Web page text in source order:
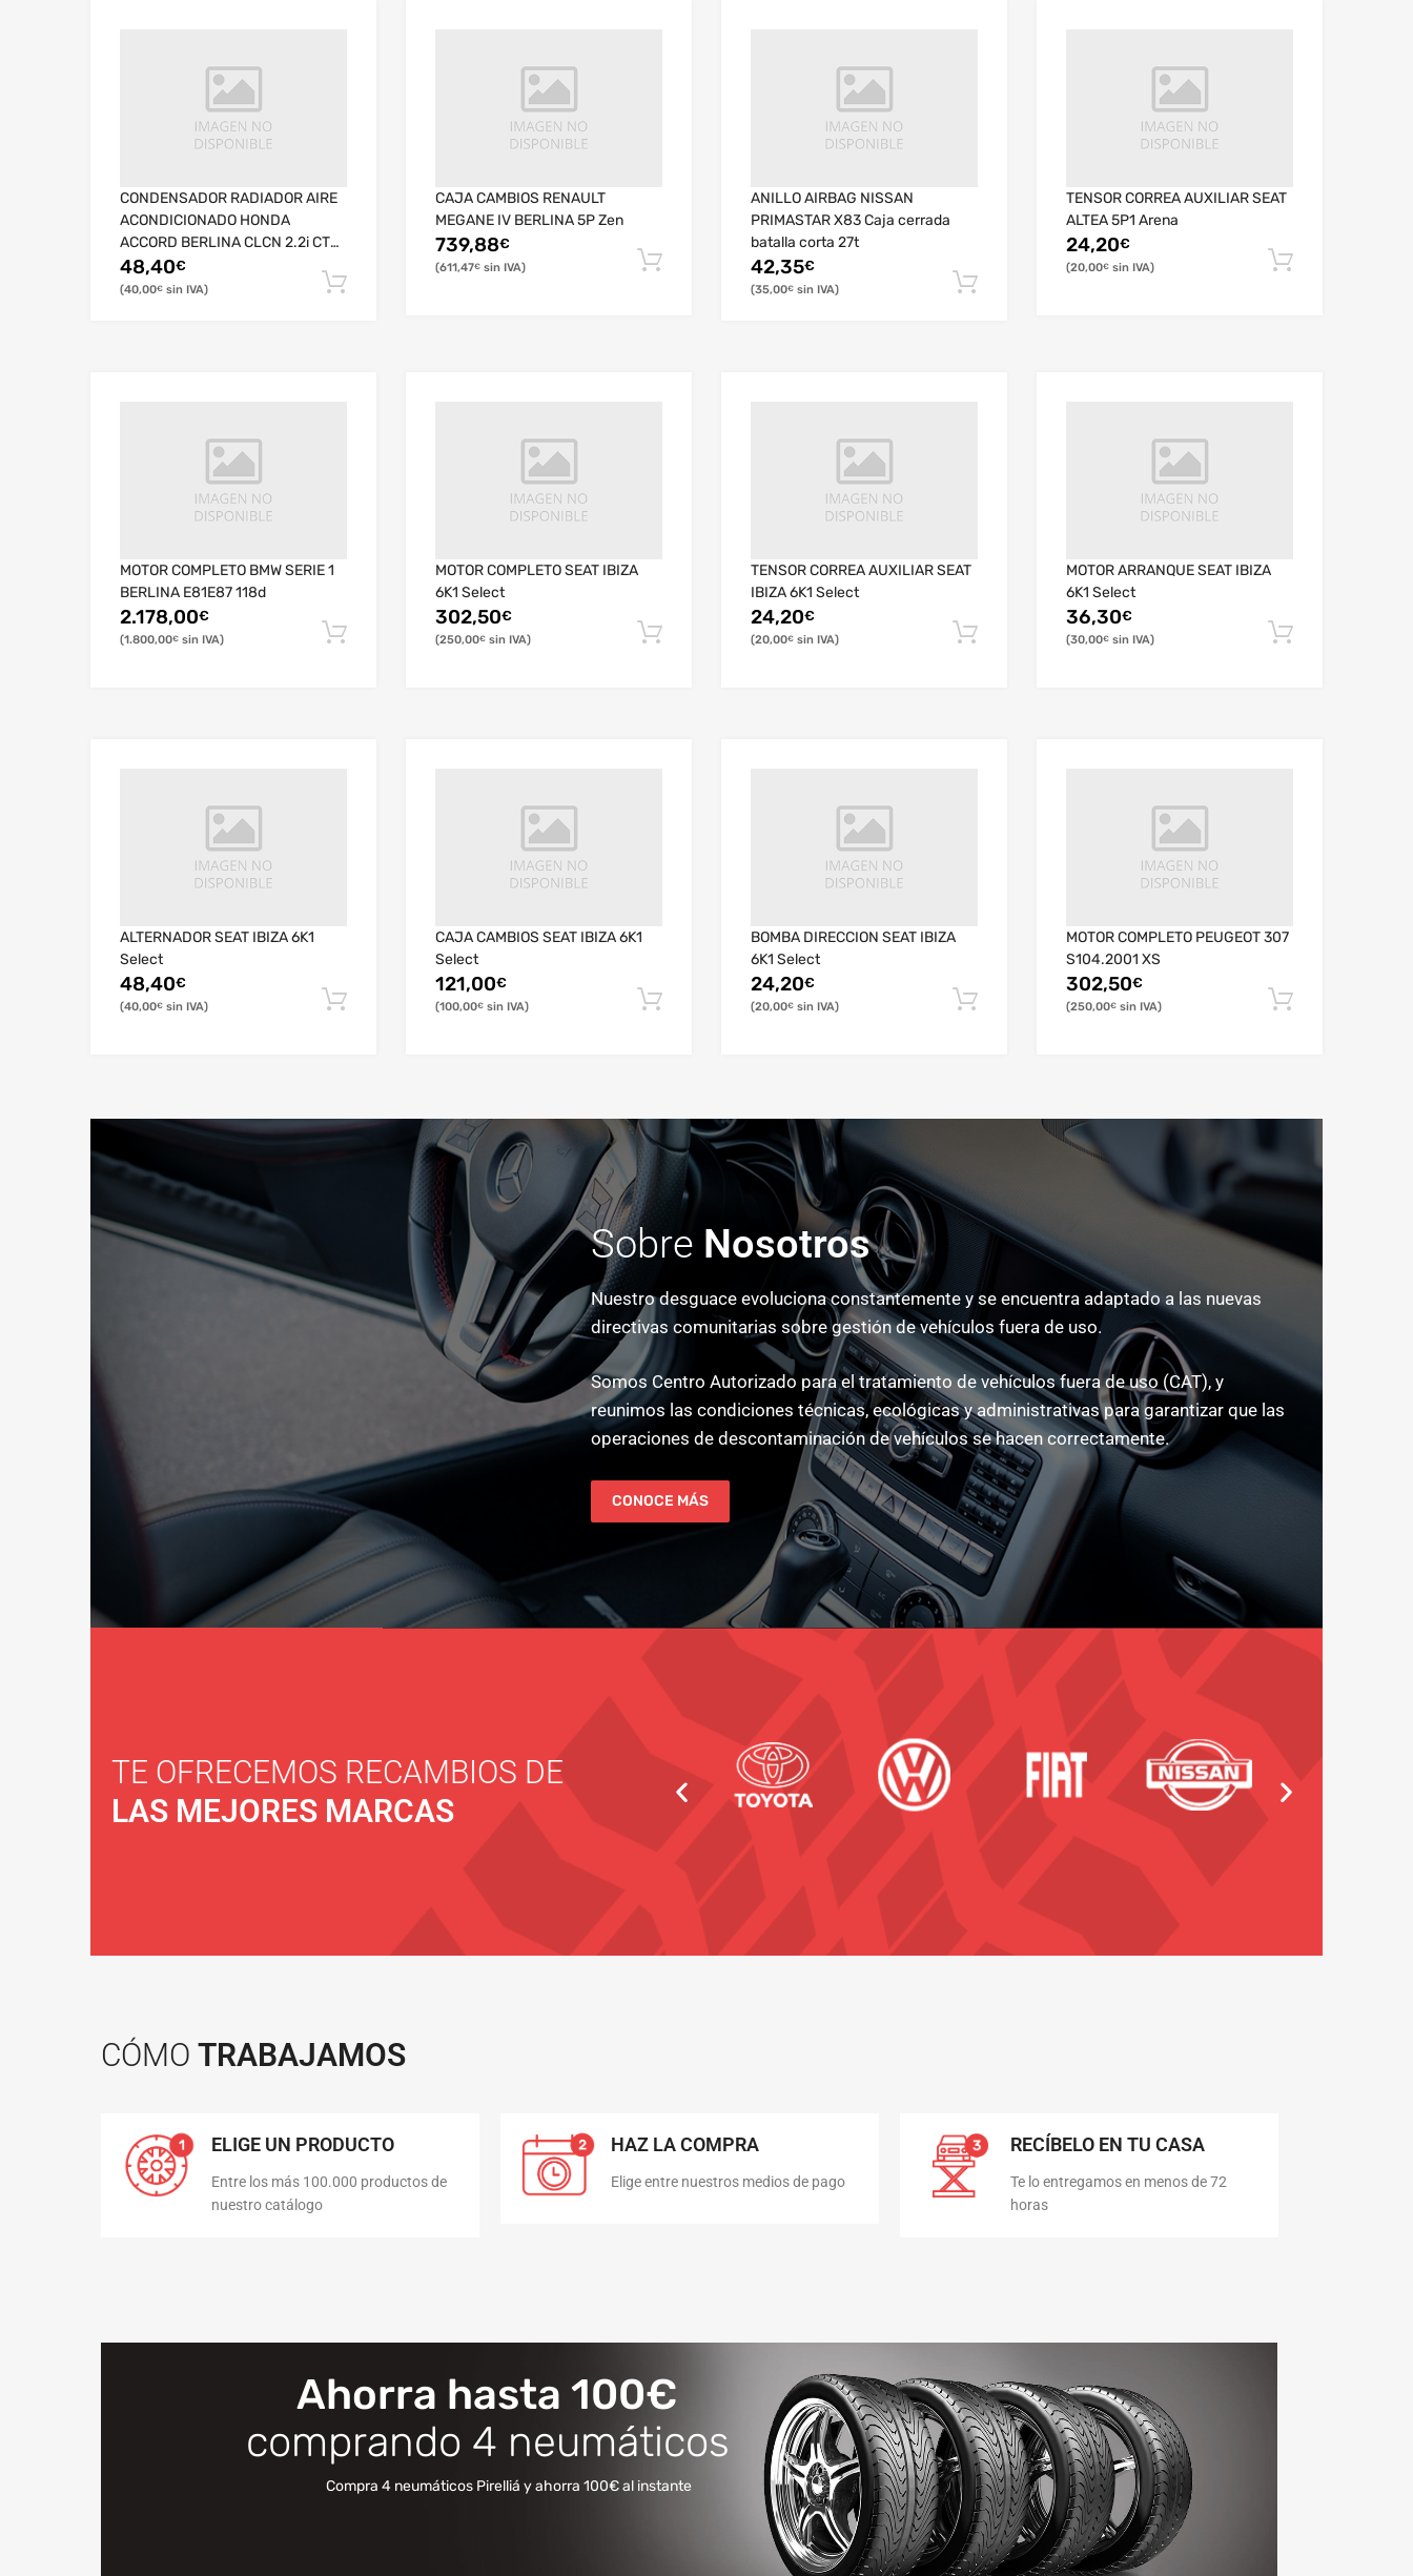
CONDENSADOR RADIADOR AIRE
ACONDICIONADO HONDA
ACCORD BERLINA CLCN 2.2i CTDi
Sport
48,40€
40,00€
CAJA CAMBIOS RENAULT
MEGANE IV BERLINA 5P Zen
739,88€
611,47€
ANILLO AIRBAG NISSAN
PRIMASTAR X83 Caja cerrada
batalla corta 27t
42,35€
35,00€
TENSOR CORREA AUXILIAR SEAT
ALTEA 5P1 Arena
24,20€
20,00€
MOTOR COMPLETO BMW SERIE 1
BERLINA E81E87 118d
2.178,00€
1.800,00€
MOTOR COMPLETO SEAT IBIZA
6K1 Select
302,50€
250,00€
TENSOR CORREA AUXILIAR SEAT
IBIZA 6K1 Select
24,20€
20,00€
MOTOR ARRANQUE SEAT IBIZA
6K1 Select
36,30€
30,00€
ALTERNADOR SEAT IBIZA 6K1
Select
48,40€
40,00€
CAJA CAMBIOS SEAT IBIZA 6K1
Select
121,00€
100,00€
BOMBA DIRECCION SEAT IBIZA
6K1 Select
24,20€
20,00€
MOTOR COMPLETO PEUGEOT 307
S104.2001 XS
302,50€
250,00€
Sobre Nosotros
Nuestro desguace evoluciona constantemente y se encuentra adaptado a las nuevas
directivas comunitarias sobre gestión de vehículos fuera de uso.
Somos Centro Autorizado para el tratamiento de vehículos fuera de uso (CAT), y
reunimos las condiciones técnicas, ecológicas y administrativas para garantizar que las
operaciones de descontaminación de vehículos se hacen correctamente.
CONOCE MÁS
TE OFRECEMOS RECAMBIOS DE
LAS MEJORES MARCAS
CÓMO TRABAJAMOS
ELIGE UN PRODUCTO
Entre los más 100.000 productos de
nuestro catálogo
HAZ LA COMPRA
Elige entre nuestros medios de pago
RECÍBELO EN TU CASA
Te lo entregamos en menos de 72
horas
Ahorra hasta 100€
comprando 4 neumáticos
Compra 4 neumáticos Pirelliá y ahorra 100€ al instante